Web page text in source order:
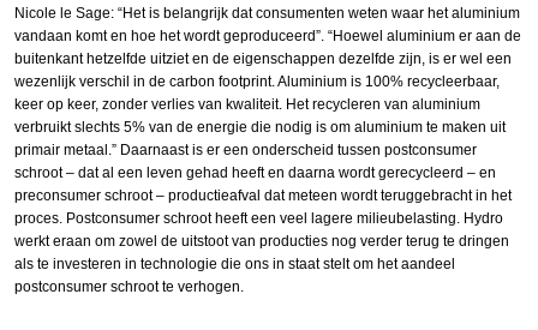
Nicole le Sage: “Het is belangrijk dat consumenten weten waar het aluminium
vandaan komt en hoe het wordt geproduceerd”. “Hoewel aluminium er aan de
buitenkant hetzelfde uitziet en de eigenschappen dezelfde zijn, is er wel een
wezenlijk verschil in de carbon footprint. Aluminium is 100% recycleerbaar,
keer op keer, zonder verlies van kwaliteit. Het recycleren van aluminium
verbruikt slechts 5% van de energie die nodig is om aluminium te maken uit
primair metaal.” Daarnaast is er een onderscheid tussen postconsumer
schroot – dat al een leven gehad heeft en daarna wordt gerecycleerd – en
preconsumer schroot – productieafval dat meteen wordt teruggebracht in het
proces. Postconsumer schroot heeft een veel lagere milieubelasting. Hydro
werkt eraan om zowel de uitstoot van producties nog verder terug te dringen
als te investeren in technologie die ons in staat stelt om het aandeel
postconsumer schroot te verhogen.